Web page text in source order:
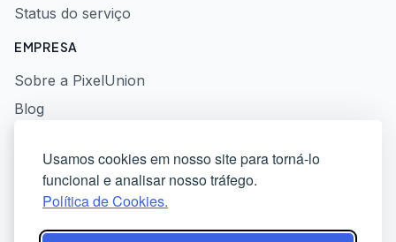
Usamos cookies em nosso site para torná-lo
funcional e analisar nosso tráfego.
Política de Cookies.
Status do serviço
EMPRESA
Sobre a PixelUnion
Blog
Política de privacidade
Termos de serviço